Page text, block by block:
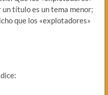
título es un tema menor;
que los «explotadores»
dice: